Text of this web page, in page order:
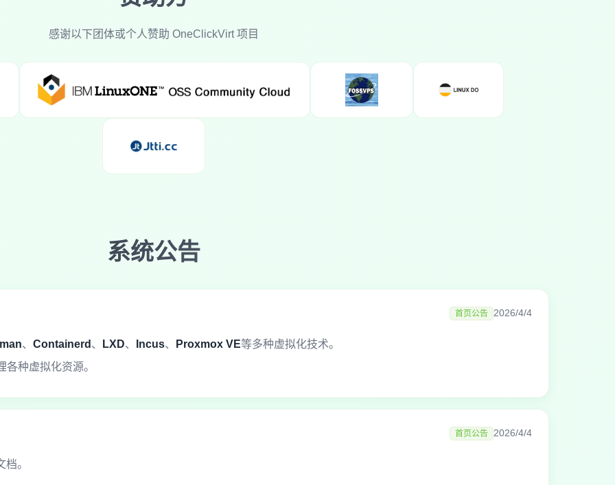
感谢以下团体或个人赞助 OneClickVirt 项目
系统公告
首页公告 2026/4/4
、 Containerd 、 LXD、 Incus、 Proxmox VE等多种虚拟化技术。
种虚拟化资源。
首页公告 2026/4/4
。